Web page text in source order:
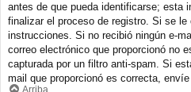
antes de que pueda identificarse; esta
finalizar el proceso de registro. Si se
instrucciones. Si no recibió ningún e-
correo electrónico que proporcionó no
capturada por un filtro anti-spam. Si
mail que proporcionó es correcta,
Arriba